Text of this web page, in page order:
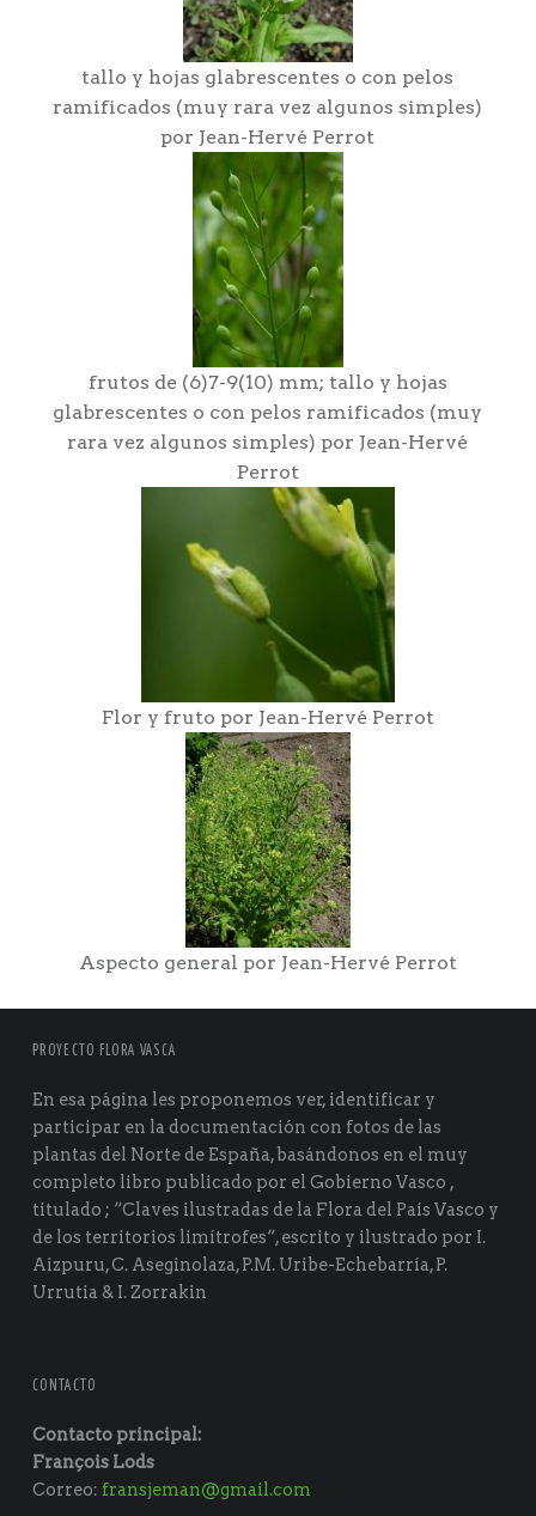
tallo y hojas glabrescentes o con pelos
ramificados (muy rara vez algunos simples)
por Jean-Hervé Perrot
frutos de (6)7-9(10) mm; tallo y hojas
glabrescentes o con pelos ramificados (muy
rara vez algunos simples) por Jean-Hervé
Perrot
Flor y fruto por Jean-Hervé Perrot
Aspecto general por Jean-Hervé Perrot
PROYECTO FLORA VASCA
En esa página les proponemos ver, identificar y
participar en la documentación con fotos de las
plantas del Norte de España, basándonos en el muy
completo libro publicado por el Gobierno Vasco ,
titulado ; “Claves ilustradas de la Flora del País Vasco y
de los territorios limítrofes“, escrito y ilustrado por I.
Aizpuru, C. Aseginolaza, P.M. Uribe-Echebarría, P.
Urrutia & I. Zorrakin
CONTACTO
Contacto principal:
François Lods
Correo: fransjeman@gmail.com